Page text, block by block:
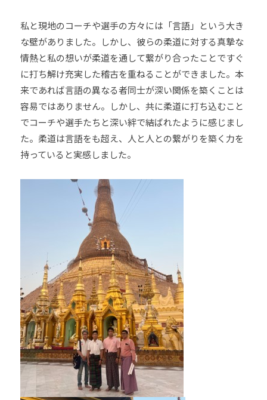
私と現地のコーチや選手の方々には「言語」という大き
な壁がありました。しかし、彼らの柔道に対する真摯な
情熱と私の想いが柔道を通して繋がり合ったことですぐ
に打ち解け充実した稽古を重ねることができました。本
来であれば言語の異なる者同士が深い関係を築くことは
容易ではありません。しかし、共に柔道に打ち込むこと
でコーチや選手たちと深い絆で結ばれたように感じまし
た。柔道は言語をも超え、人と人との繋がりを築く力を
持っていると実感しました。